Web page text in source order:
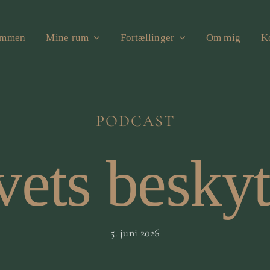
Mine rum Fortællinger Om mig
PODCAST
5. juni 2026